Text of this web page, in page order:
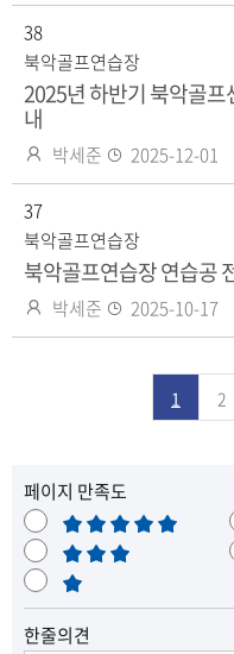
38
북악골프연습장
2025년 하반기 북악골
내
작
성
박세준
등
록
2025-12-01
37
북악골프연습장
북악골프연습장 연습공
작
성
박세준
등
록
2025-10-17
1 2
페이지 만족도
매
우
만
족
보
통
매
우
불
한줄의견